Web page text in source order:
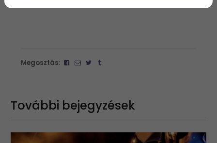
Megosztás:
További bejegyzések